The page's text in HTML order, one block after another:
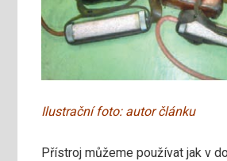
Ilustrační foto: autor článku
Přístroj můžeme používat jak v